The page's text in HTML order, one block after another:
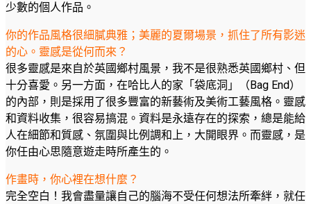
少數的個人作品。
你的作品風格很細膩典雅；美麗的夏爾場景，抓住了所有影迷
的心。靈感是從何而來？
很多靈感是來自於英國鄉村風景，我不是很熟悉英國鄉村、但
十分喜愛。另一方面，在哈比人的家「袋底洞」（Bag End）
的內部，則是採用了很多豐富的新藝術及美術工藝風格。靈感
和資料收集，很容易搞混。資料是永遠存在的探索，總是能給
人在細節和質感、氛圍與比例調和上，大開眼界。而靈感，是
你任由心思隨意遊走時所產生的。
作畫時，你心裡在想什麼？
完全空白！我會盡量讓自己的腦海不受任何想法所牽絆，就任